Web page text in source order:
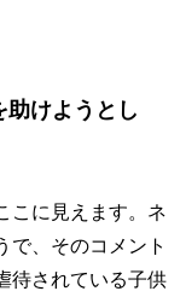
けようとし
こに見えます。ネ
で、そのコメント
待されている子供